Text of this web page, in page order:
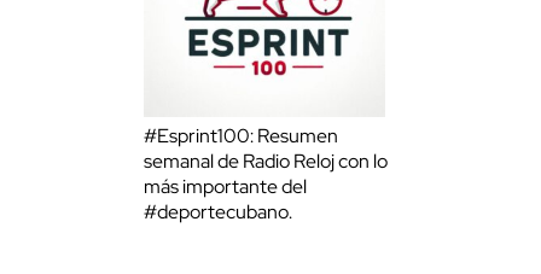
#Esprint100: Resumen
semanal de Radio Reloj con lo
más importante del
#deportecubano.